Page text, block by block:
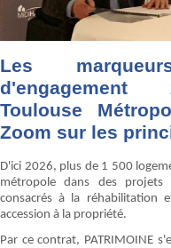
Les
d'engagement
Toulouse
Zoom sur les
D'ici 2026, plus de 1 500
métropole dans des
consacrés à la réhabilitation
accession à la propriété.
Par ce contrat, PATRIMOINE